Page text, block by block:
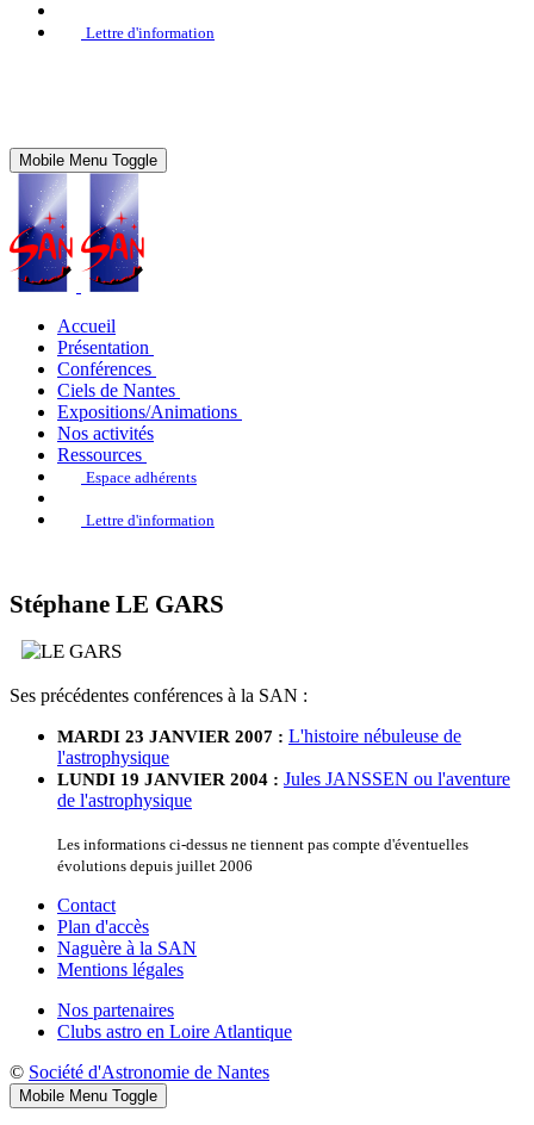
Lettre d'information
Mobile Menu Toggle
Accueil
Présentation
Conférences
Ciels de Nantes
Expositions/Animations
Nos activités
Ressources
Espace adhérents
Lettre d'information
Stéphane LE GARS
Ses précédentes conférences à la SAN :
MARDI 23 JANVIER 2007 : L'histoire nébuleuse de
l'astrophysique
LUNDI 19 JANVIER 2004 : Jules JANSSEN ou l'aventure
de l'astrophysique
Les informations ci-dessus ne tiennent pas compte d'éventuelles
évolutions depuis juillet 2006
Contact
Plan d'accès
Naguère à la SAN
Mentions légales
Nos partenaires
Clubs astro en Loire Atlantique
© Société d'Astronomie de Nantes
Mobile Menu Toggle